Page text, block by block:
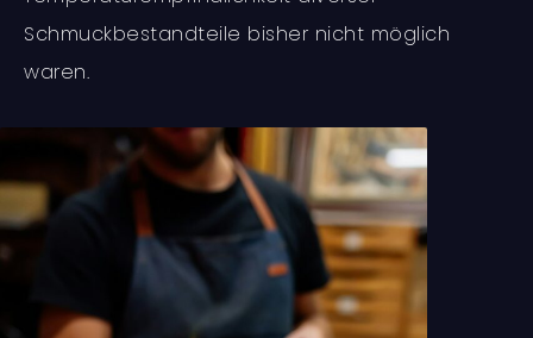
Schmuckbestandteile bisher nicht möglich
waren.